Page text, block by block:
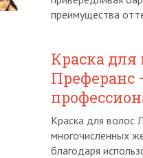
преимущества
Краска для
Краска для волос
многочисленных
благодаря